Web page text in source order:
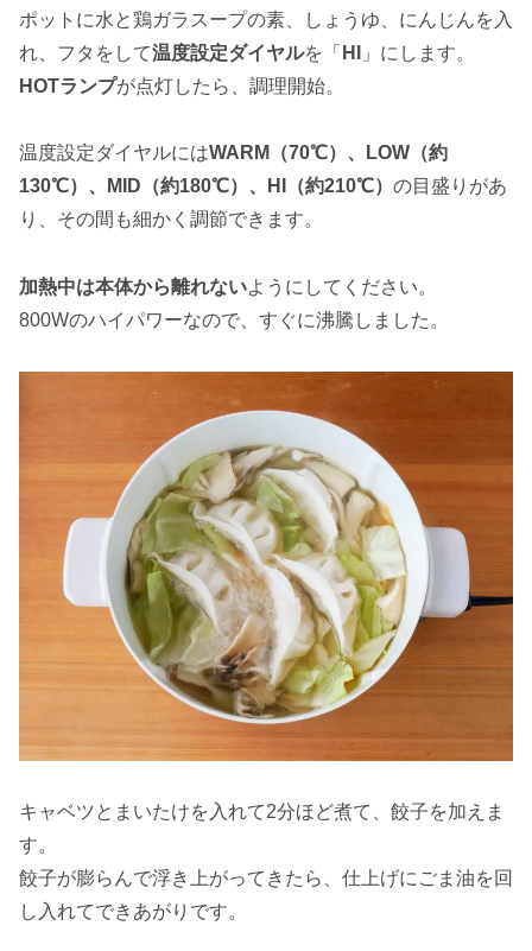
ポットに水と鶏ガラスープの素、しょうゆ、にんじんを入
れ、フタをして温度設定ダイヤルを「 HI
」にします。
HOTランプが点灯したら、調理開始。
温度設定ダイヤルにはWARM（70℃）、LOW（約
130℃）、MID（約180℃）、HI（約210℃） の目盛りがあ
り、その間も細かく調節できます。
加熱中は本体から離れないようにしてください。
800Wのハイパワーなので、すぐに沸騰しました。
キャベツとまいたけを入れて2分ほど煮て、餃子を加えま
す。
餃子が膨らんで浮き上がってきたら、仕上げにごま油を回
し入れてできあがりです。